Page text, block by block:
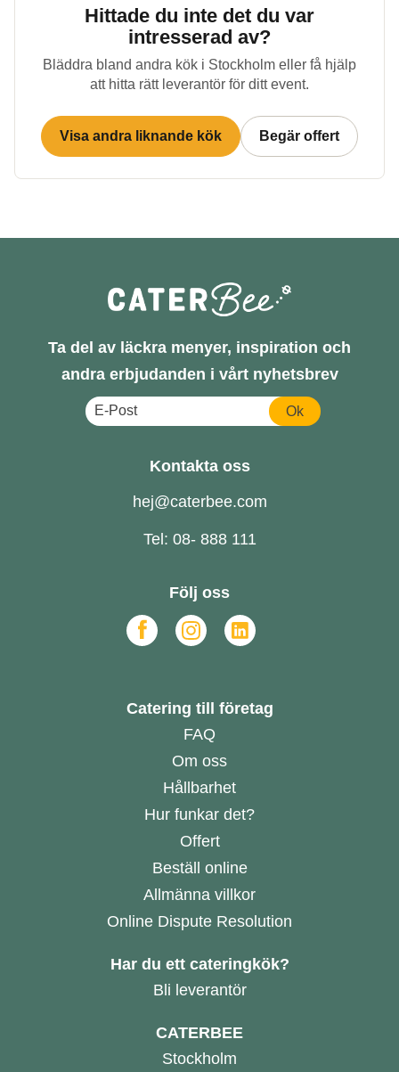
Hittade du inte det du var
intresserad av?
Bläddra bland andra kök i Stockholm eller få hjälp
att hitta rätt leverantör för ditt event.
Visa andra liknande kök Begär offert
Ta del av läckra menyer, inspiration och
andra erbjudanden i vårt nyhetsbrev
Ok
Kontakta oss
hej@caterbee.com
Tel: 08- 888 111
Följ oss
Catering till företag
FAQ
Om oss
Hållbarhet
Hur funkar det?
Offert
Beställ online
Allmänna villkor
Online Dispute Resolution
Har du ett cateringkök?
Bli leverantör
CATERBEE
Stockholm